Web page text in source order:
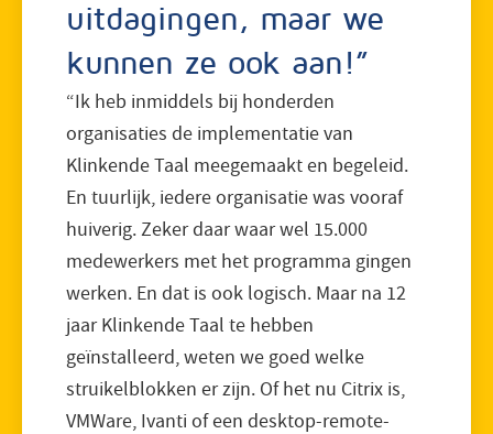
uitdagingen, maar we
kunnen ze ook aan!”
“Ik heb inmiddels bij honderden
organisaties de implementatie van
Klinkende Taal meegemaakt en begeleid.
En tuurlijk, iedere organisatie was vooraf
huiverig. Zeker daar waar wel 15.000
medewerkers met het programma gingen
werken. En dat is ook logisch. Maar na 12
jaar Klinkende Taal te hebben
geïnstalleerd, weten we goed welke
struikelblokken er zijn. Of het nu Citrix is,
VMWare, Ivanti of een desktop-remote-